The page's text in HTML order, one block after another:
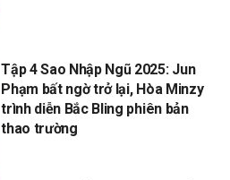
Tập 4 Sao Nhập Ngũ 2025: Jun
Phạm bất ngờ trở lại, Hòa Minzy
trình diễn Bắc Bling phiên bản
thao trường